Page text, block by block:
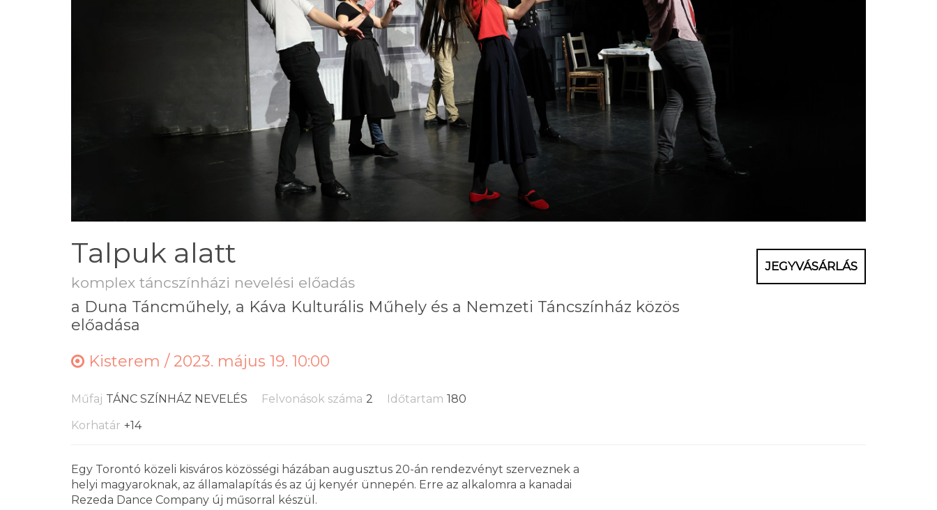
Talpuk alatt
komplex táncszínházi nevelési előadás
a Duna Táncműhely, a Káva Kulturális Műhely és a Nemzeti Táncszínház közös
előadása
JEGYVÁSÁRLÁS
Kisterem / 2023. május 19. 10:00
Műfaj TÁNC SZÍNHÁZ NEVELÉS Felvonások száma 2 Időtartam 180
Korhatár +14
Egy Torontó közeli kisváros közösségi házában augusztus 20-án rendezvényt szerveznek a
helyi magyaroknak, az államalapítás és az új kenyér ünnepén. Erre az alkalomra a kanadai
Rezeda Dance Company új műsorral készül.